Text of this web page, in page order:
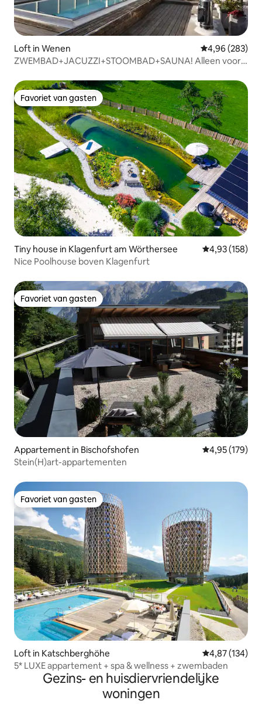
Loft in Wenen Gemiddelde
4,96 (283)
ZWEMBAD+JACUZZI+STOOMBAD+SAUNA! Alleen voor
Favoriet van gasten
Favoriet van gasten
Tiny house in Klagenfurt am Wörthersee Gemiddelde
4,93 (158)
Nice Poolhouse boven Klagenfurt
Favoriet van gasten
Favoriet van gasten
Appartement in Bischofshofen Gemiddelde
4,95 (179)
Stein(H)art-appartementen
Favoriet van gasten
Favoriet van gasten
Loft in Katschberghöhe Gemiddelde
4,87 (134)
5* LUXE appartement + spa & wellness + zwembaden
Gezins- en huisdiervriendelijke
woningen